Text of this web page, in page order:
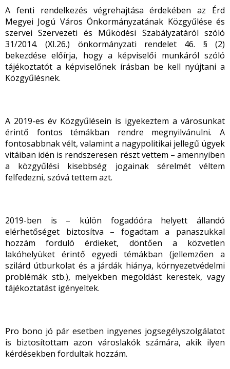
A fenti rendelkezés végrehajtása érdekében az Érd
Megyei Jogú Város Önkormányzatának Közgyűlése és
szervei Szervezeti és Működési Szabályzatáról szóló
31/2014. (XI.26.) önkormányzati rendelet 46. § (2)
bekezdése előírja, hogy a képviselői munkáról szóló
tájékoztatót a képviselőnek írásban be kell nyújtani a
Közgyűlésnek.
A 2019-es év Közgyűlésein is igyekeztem a városunkat
érintő fontos témákban rendre megnyilvánulni. A
fontosabbnak vélt, valamint a nagypolitikai jellegű ügyek
vitáiban idén is rendszeresen részt vettem – amennyiben
a közgyűlési kisebbség jogainak sérelmét véltem
felfedezni, szóvá tettem azt.
2019-ben is – külön fogadóóra helyett állandó
elérhetőséget biztosítva – fogadtam a panaszukkal
hozzám forduló érdieket, döntően a közvetlen
lakóhelyüket érintő egyedi témákban (jellemzően a
szilárd útburkolat és a járdák hiánya, környezetvédelmi
problémák stb.), melyekben megoldást kerestek, vagy
tájékoztatást igényeltek.
Pro bono jó pár esetben ingyenes jogsegélyszolgálatot
is biztosítottam azon városlakók számára, akik ilyen
kérdésekben fordultak hozzám.